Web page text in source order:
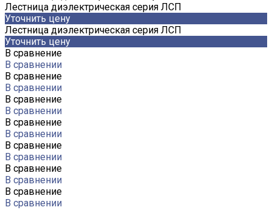
Лестница диэлектрическая серия ЛСП
Уточнить цену
Лестница диэлектрическая серия ЛСП
Уточнить цену
В сравнение
В сравнении
В сравнение
В сравнении
В сравнение
В сравнении
В сравнение
В сравнении
В сравнение
В сравнении
В сравнение
В сравнении
В сравнение
В сравнении